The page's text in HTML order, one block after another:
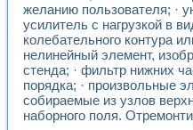
Лабораторный
Опыт
Применение
Создание
Обратный маятник
Устройство для
Лабораторный
Стенд для
желанию пользователя; ·
усилитель с нагрузкой в
колебательного контура
нелинейный элемент,
стенда; · фильтр нижних
порядка; · произвольные
собираемые из узлов
наборного поля.